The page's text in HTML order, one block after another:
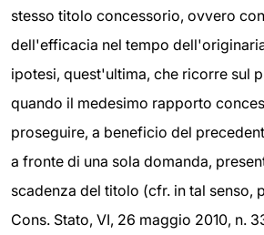
stesso titolo concessorio, ovvero
dell'efficacia nel tempo
ipotesi, quest'ultima, che ricorre sul
quando il medesimo rapporto
proseguire, a beneficio del
a fronte di una sola domanda,
scadenza del titolo (cfr. in tal senso,
Cons. Stato, VI, 26 maggio 2010, n.